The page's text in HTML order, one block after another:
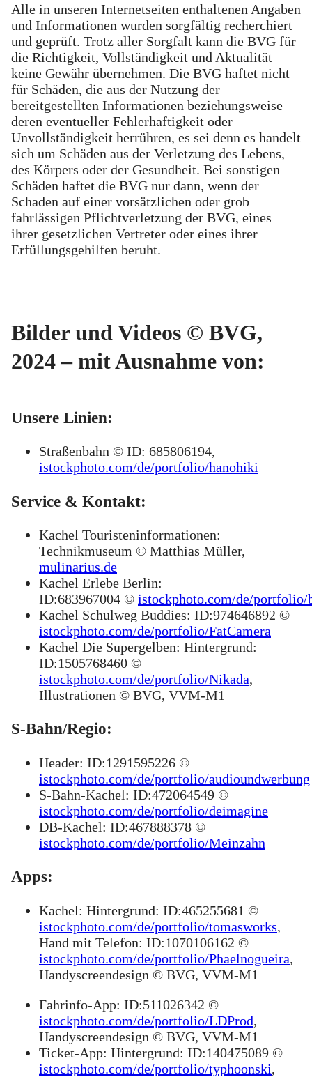
Alle in unseren Internetseiten enthaltenen Angaben
und Informationen wurden sorgfältig recherchiert
und geprüft. Trotz aller Sorgfalt kann die BVG für
die Richtigkeit, Vollständigkeit und Aktualität
keine Gewähr übernehmen. Die BVG haftet nicht
für Schäden, die aus der Nutzung der
bereitgestellten Informationen beziehungsweise
deren eventueller Fehlerhaftigkeit oder
Unvollständigkeit herrühren, es sei denn es handelt
sich um Schäden aus der Verletzung des Lebens,
des Körpers oder der Gesundheit. Bei sonstigen
Schäden haftet die BVG nur dann, wenn der
Schaden auf einer vorsätzlichen oder grob
fahrlässigen Pflichtverletzung der BVG, eines
ihrer gesetzlichen Vertreter oder eines ihrer
Erfüllungsgehilfen beruht.
Bilder und Videos © BVG,
2024 – mit Ausnahme von:
Unsere Linien:
Straßenbahn © ID: 685806194,
istockphoto.com/de/portfolio/hanohiki
Service & Kontakt:
Kachel Touristeninformationen:
Technikmuseum © Matthias Müller,
mulinarius.de
Kachel Erlebe Berlin:
ID:683967004 © istockphoto.com/de/portfolio/
Kachel Schulweg Buddies: ID:974646892 ©
istockphoto.com/de/portfolio/FatCamera
Kachel Die Supergelben: Hintergrund:
ID:1505768460 ©
istockphoto.com/de/portfolio/Nikada,
Illustrationen © BVG, VVM-M1
S-Bahn/Regio:
Header: ID:1291595226 ©
istockphoto.com/de/portfolio/audioundwerbung
S-Bahn-Kachel: ID:472064549 ©
istockphoto.com/de/portfolio/deimagine
DB-Kachel: ID:467888378 ©
istockphoto.com/de/portfolio/Meinzahn
Apps:
Kachel: Hintergrund: ID:465255681 ©
istockphoto.com/de/portfolio/tomasworks,
Hand mit Telefon: ID:1070106162 ©
istockphoto.com/de/portfolio/Phaelnogueira,
Handyscreendesign © BVG, VVM-M1
Fahrinfo-App: ID:511026342 ©
istockphoto.com/de/portfolio/LDProd,
Handyscreendesign © BVG, VVM-M1
Ticket-App: Hintergrund: ID:140475089 ©
istockphoto.com/de/portfolio/typhoonski,